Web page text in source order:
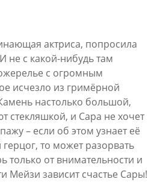
актриса, попросила
с какой-нибудь там
с огромным
исчезло из гримёрной
настолько большой,
стекляшкой, и Сара не хочет
– если об этом узнает её
то может разорвать
только от внимательности и
Мейзи зависит счастье Сары!